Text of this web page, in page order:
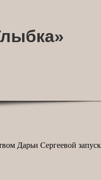
Дарьи Сергеевой